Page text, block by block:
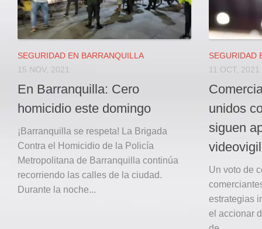
SEGURIDAD EN BARRANQUILLA
15 NOV, 2021
En Barranquilla: Cero
homicidio este domingo
¡Barranquilla se respeta! La Brigada
Contra el Homicidio de la Policía
Metropolitana de Barranquilla continúa
recorriendo las calles de la ciudad.
Durante la noche...
SEGURIDAD
11 OCT, 2021
unidos
siguen
Un voto de
estrategias
el accionar